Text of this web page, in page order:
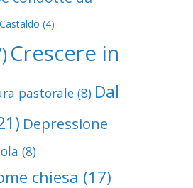
(4)
Crescere in
pastorale (8) Dal
Depressione
(8)
chiesa (17)